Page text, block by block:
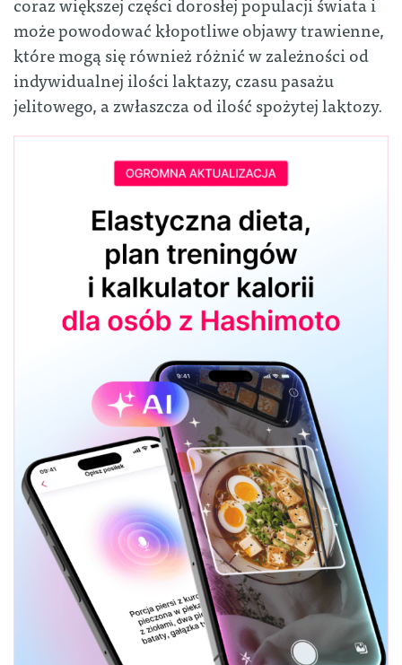
może powodować kłopotliwe objawy trawienne,
które mogą się również różnić w zależności od
indywidualnej ilości laktazy, czasu pasażu
jelitowego, a zwłaszcza od ilość spożytej laktozy.